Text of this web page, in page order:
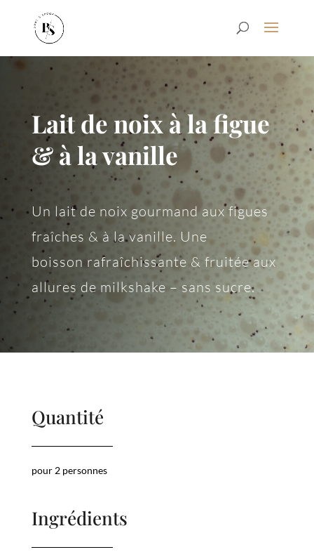
Lait de noix à la figue
& à la vanille
Un lait de noix gourmand aux figues
fraîches & à la vanille. Une
boisson rafraîchissante & fruitée aux
allures de milkshake – sans sucre.
Quantité
pour 2 personnes
Ingrédients